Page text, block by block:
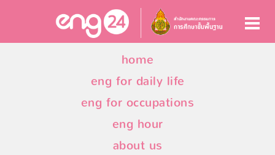
home
eng for daily life
eng for occupations
eng hour
about us